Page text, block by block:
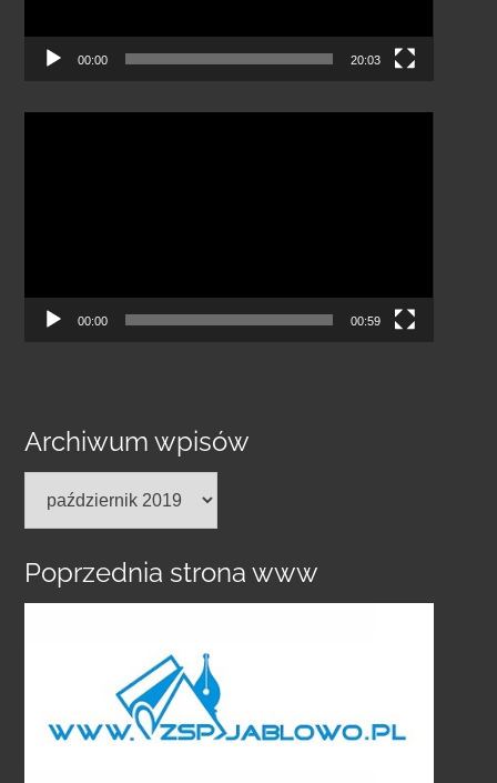
00:00 20:03
00:00 00:59
Archiwum wpisów
wpisów
Poprzednia strona www